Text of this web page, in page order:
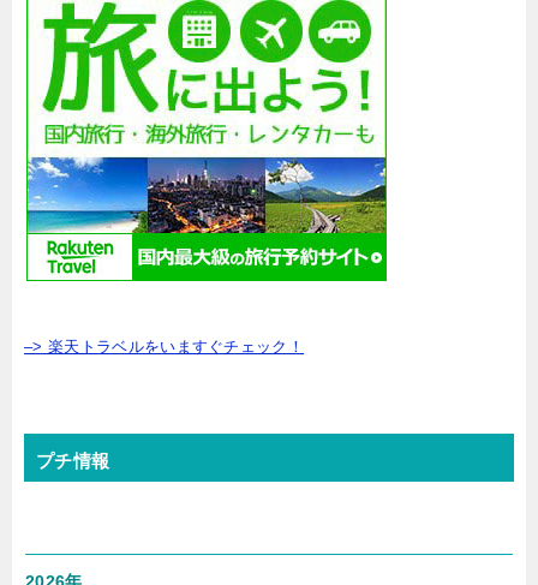
–> 楽天トラベルをいますぐチェック！
プチ情報